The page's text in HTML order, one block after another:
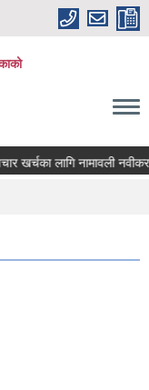
लागि नामावली नवीकरण